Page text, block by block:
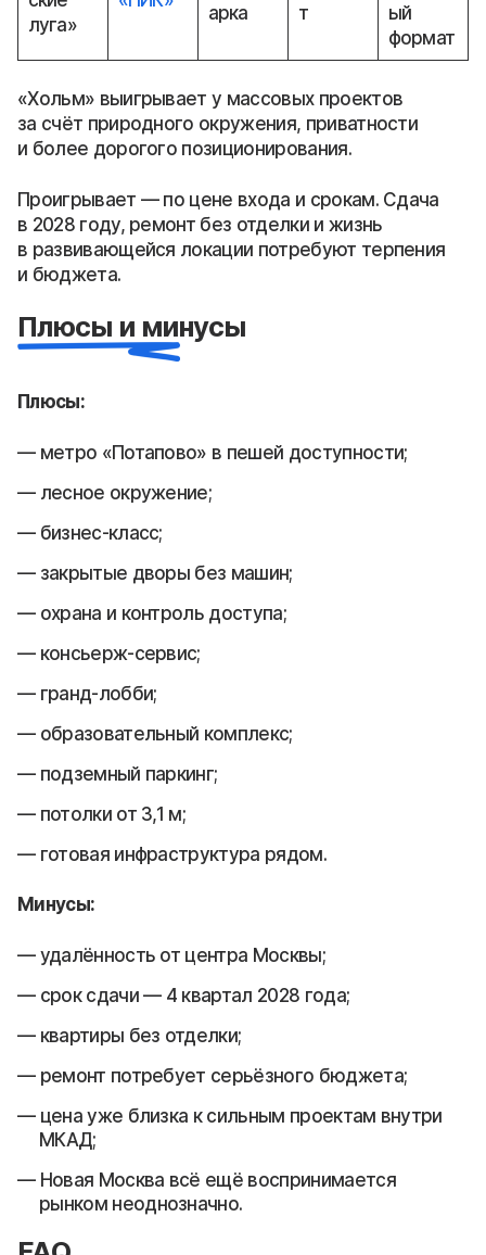
луга»
арка
т
ый
формат
«Хольм» выигрывает у массовых проектов
за счёт природного окружения, приватности
и более дорогого позиционирования.
Проигрывает — по цене входа и срокам. Сдача
в 2028 году, ремонт без отделки и жизнь
в развивающейся локации потребуют терпения
и бюджета.
Плюсы и минусы
Плюсы:
метро «Потапово» в пешей доступности;
лесное окружение;
бизнес-класс;
закрытые дворы без машин;
охрана и контроль доступа;
консьерж-сервис;
гранд-лобби;
образовательный комплекс;
подземный паркинг;
потолки от 3,1 м;
готовая инфраструктура рядом.
Минусы:
удалённость от центра Москвы;
срок сдачи — 4 квартал 2028 года;
квартиры без отделки;
ремонт потребует серьёзного бюджета;
цена уже близка к сильным проектам внутри
МКАД;
Новая Москва всё ещё воспринимается
рынком неоднозначно.